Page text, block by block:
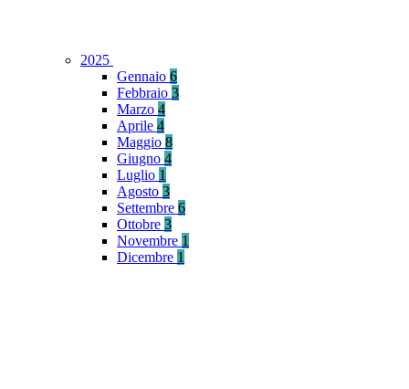
2025
Gennaio 6
Febbraio 3
Marzo 4
Aprile 4
Maggio 8
Giugno 4
Luglio 1
Agosto 3
Settembre 6
Ottobre 3
Novembre 1
Dicembre 1